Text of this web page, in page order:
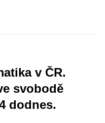
v ČR.
svobodě
dodnes.